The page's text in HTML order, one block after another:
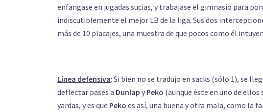
enfangase en jugadas sucias, y trabajase el gimnasio para
indiscutiblemente el mejor LB de la liga. Sus dos
más de 10 placajes, una muestra de que pocos como él
Línea defensiva: Si bien no se tradujo en sacks (sólo 1), se
deflectar pases a Dunlap y Peko (aunque éste en uno de
yardas, y es que Peko es así, una buena y otra mala, como la